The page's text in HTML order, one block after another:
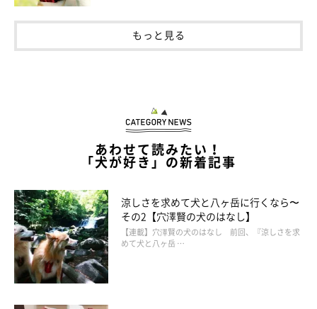
もっと見る
あわせて読みたい！
「犬が好き」の新着記事
涼しさを求めて犬と八ヶ岳に行くなら〜
その2【穴澤賢の犬のはなし】
【連載】穴澤賢の犬のはなし 前回、『涼しさを求
めて犬と八ヶ岳 …